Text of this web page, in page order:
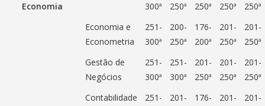
Economia
300ª
250ª
250ª
250ª
250ª
Economia e
Econometria
251-
300ª
200-
250ª
176-
200ª
201-
250ª
201-
250ª
Gestão de
Negócios
251-
300ª
251-
300ª
201-
250ª
201-
250ª
201-
250ª
Contabilidade
251-
201-
176-
201-
201-